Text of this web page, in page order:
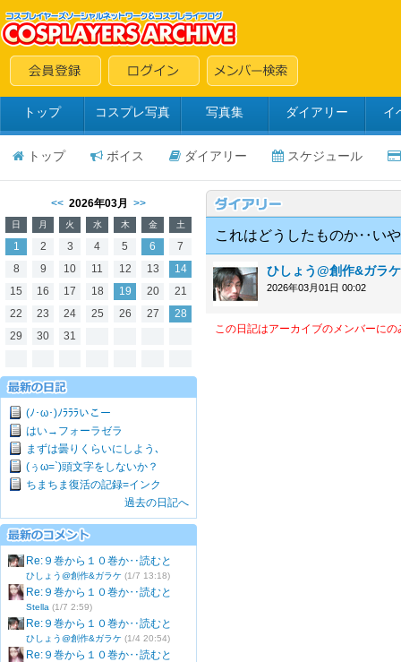
トップ コスプレ写真 写真集 ダイアリー イ
トップ ボイス ダイアリー スケジュール
<< 2026年03月 >>
日 月 火 水 木 金 土
1 2 3 4 5 6
7
8
9 10 11 12 13
14
15
16 17 18 19 20
21
22
23 24 25 26 27
28
29
30 31
(ﾉ･ω･)ﾉﾗﾗﾗいこー
はい→フォーラゼラ
まずは曇りくらいにしよう､
(ぅω=`)頭文字をしないか？
ちまちま復活の記録=インク
過去の日記へ
Re:９巻から１０巻か‥読むと
ひしょう@創作&ガラケ (1/7 13:18)
Re:９巻から１０巻か‥読むと
Stella (1/7 2:59)
Re:９巻から１０巻か‥読むと
ひしょう@創作&ガラケ (1/4 20:54)
Re:９巻から１０巻か‥読むと
これはどうしたものか‥い
ひしょう@創作&ガラ
2026年03月01日 00:02
この日記はアーカイブのメンバーに